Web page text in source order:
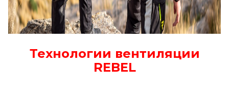
Технологии вентиляции
REBEL